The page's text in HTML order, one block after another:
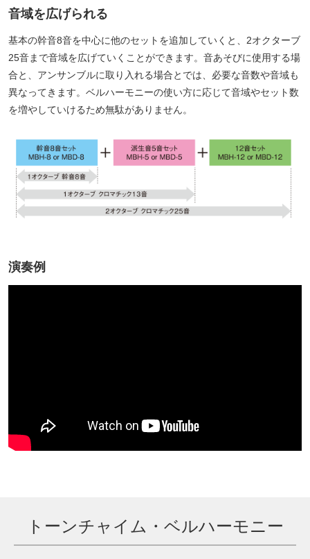
音域を広げられる
基本の幹音8音を中心に他のセットを追加していくと、2オクターブ
25音まで音域を広げていくことができます。音あそびに使用する場
合と、アンサンブルに取り入れる場合とでは、必要な音数や音域も
異なってきます。ベルハーモニーの使い方に応じて音域やセット数
を増やしていけるため無駄がありません。
演奏例
トーンチャイム・ベルハーモニー